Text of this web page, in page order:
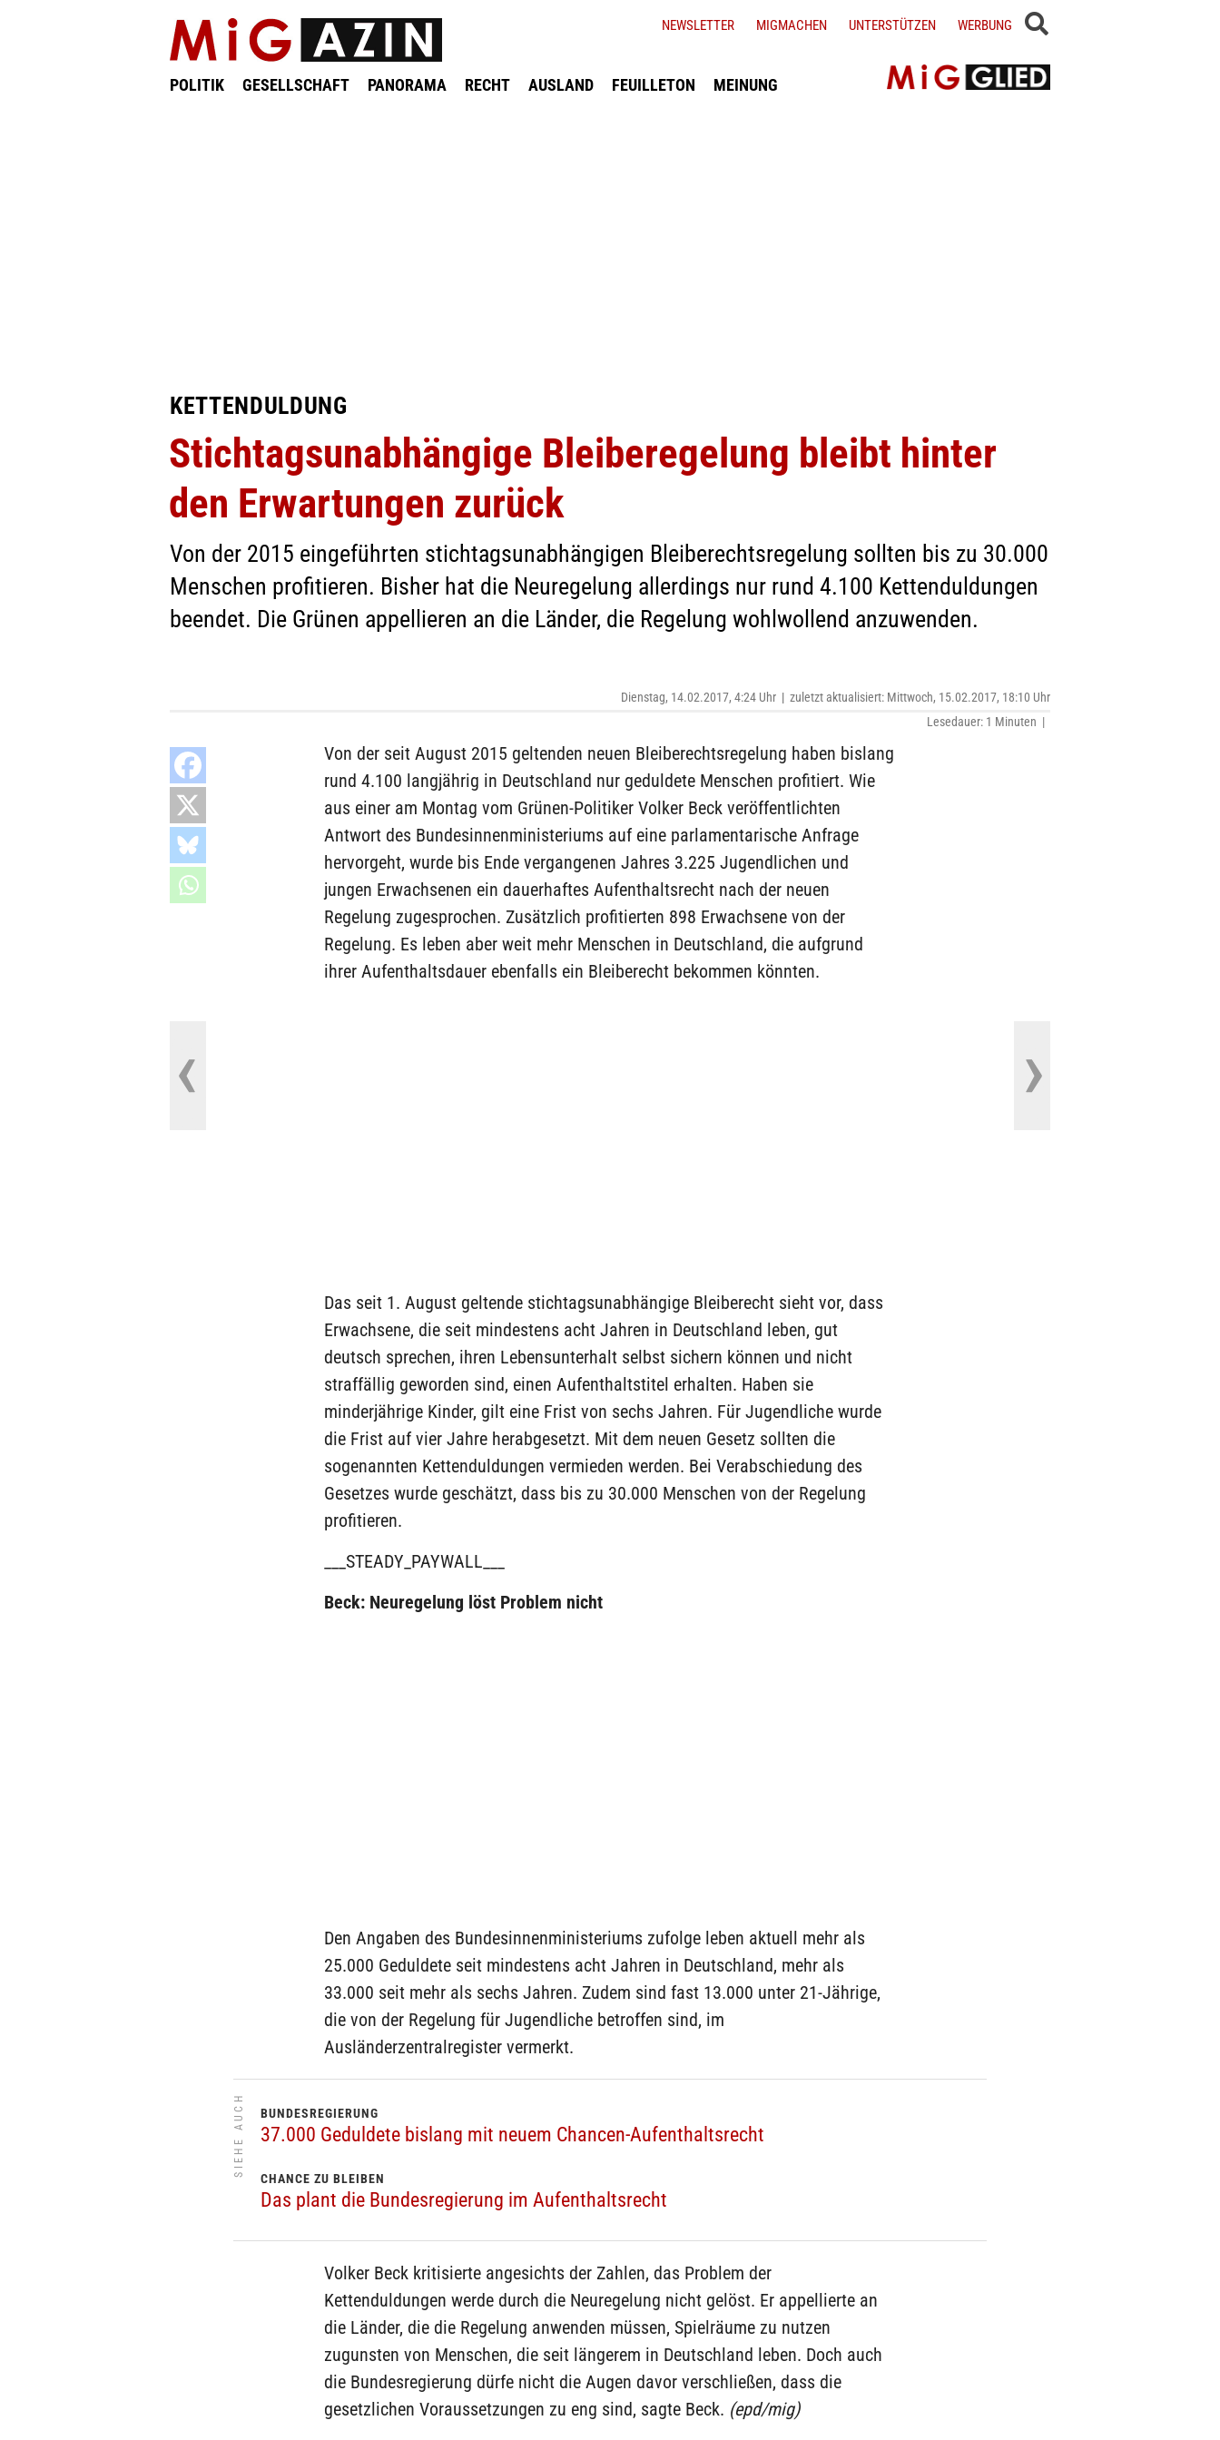
POLITIK GESELLSCHAFT PANORAMA RECHT AUSLAND FEUILLETON MEINUNG
NEWSLETTER MIGMACHEN UNTERSTÜTZEN WERBUNG
KETTENDULDUNG
Stichtagsunabhängige Bleiberegelung bleibt hinter
den Erwartungen zurück
Von der 2015 eingeführten stichtagsunabhängigen Bleiberechtsregelung sollten bis zu 30.000
Menschen profitieren. Bisher hat die Neuregelung allerdings nur rund 4.100 Kettenduldungen
beendet. Die Grünen appellieren an die Länder, die Regelung wohlwollend anzuwenden.
Dienstag, 14.02.2017, 4:24 Uhr | zuletzt aktualisiert: Mittwoch, 15.02.2017, 18:10 Uhr
Lesedauer: 1 Minuten |
Von der seit August 2015 geltenden neuen Bleiberechtsregelung haben bislang
rund 4.100 langjährig in Deutschland nur geduldete Menschen profitiert. Wie
aus einer am Montag vom Grünen-Politiker Volker Beck veröffentlichten
Antwort des Bundesinnenministeriums auf eine parlamentarische Anfrage
hervorgeht, wurde bis Ende vergangenen Jahres 3.225 Jugendlichen und
jungen Erwachsenen ein dauerhaftes Aufenthaltsrecht nach der neuen
Regelung zugesprochen. Zusätzlich profitierten 898 Erwachsene von der
Regelung. Es leben aber weit mehr Menschen in Deutschland, die aufgrund
ihrer Aufenthaltsdauer ebenfalls ein Bleiberecht bekommen könnten.
Das seit 1. August geltende stichtagsunabhängige Bleiberecht sieht vor, dass
Erwachsene, die seit mindestens acht Jahren in Deutschland leben, gut
deutsch sprechen, ihren Lebensunterhalt selbst sichern können und nicht
straffällig geworden sind, einen Aufenthaltstitel erhalten. Haben sie
minderjährige Kinder, gilt eine Frist von sechs Jahren. Für Jugendliche wurde
die Frist auf vier Jahre herabgesetzt. Mit dem neuen Gesetz sollten die
sogenannten Kettenduldungen vermieden werden. Bei Verabschiedung des
Gesetzes wurde geschätzt, dass bis zu 30.000 Menschen von der Regelung
profitieren.
___STEADY_PAYWALL___
Beck: Neuregelung löst Problem nicht
Den Angaben des Bundesinnenministeriums zufolge leben aktuell mehr als
25.000 Geduldete seit mindestens acht Jahren in Deutschland, mehr als
33.000 seit mehr als sechs Jahren. Zudem sind fast 13.000 unter 21-Jährige,
die von der Regelung für Jugendliche betroffen sind, im
Ausländerzentralregister vermerkt.
SIEHE AUCH BUNDESREGIERUNG
37.000 Geduldete bislang mit neuem Chancen-Aufenthaltsrecht
CHANCE ZU BLEIBEN
Das plant die Bundesregierung im Aufenthaltsrecht
Volker Beck kritisierte angesichts der Zahlen, das Problem der
Kettenduldungen werde durch die Neuregelung nicht gelöst. Er appellierte an
die Länder, die die Regelung anwenden müssen, Spielräume zu nutzen
zugunsten von Menschen, die seit längerem in Deutschland leben. Doch auch
die Bundesregierung dürfe nicht die Augen davor verschließen, dass die
gesetzlichen Voraussetzungen zu eng sind, sagte Beck. (epd/mig)